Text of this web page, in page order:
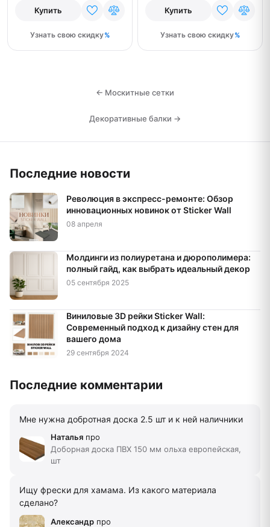
Купить
Узнать свою скидку
Купить
Узнать свою скидку
← Москитные сетки
Декоративные балки →
Последние новости
Революция в экспресс-ремонте: Обзор
инновационных новинок от Sticker Wall
08 апреля
Молдинги из полиуретана и дюрополимера:
полный гайд, как выбрать идеальный декор
05 сентября 2025
Виниловые 3D рейки Sticker Wall:
Современный подход к дизайну стен для
вашего дома
29 сентября 2024
Последние комментарии
Мне нужна добротная доска 2.5 шт и к ней наличники
Наталья про
Доборная доска ПВХ 150 мм ольха европейская,
шт
Ищу фрески для хамама. Из какого материала
сделано?
Александр про